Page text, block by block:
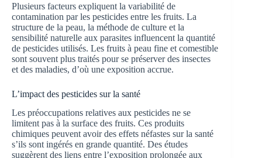
Plusieurs facteurs expliquent la variabilité de
contamination par les pesticides entre les fruits. La
structure de la peau, la méthode de culture et la
sensibilité naturelle aux parasites influencent la quantité
de pesticides utilisés. Les fruits à peau fine et comestible
sont souvent plus traités pour se préserver des insectes
et des maladies, d’où une exposition accrue.
L’impact des pesticides sur la santé
Les préoccupations relatives aux pesticides ne se
limitent pas à la surface des fruits. Ces produits
chimiques peuvent avoir des effets néfastes sur la santé
s’ils sont ingérés en grande quantité. Des études
suggèrent des liens entre l’exposition prolongée aux